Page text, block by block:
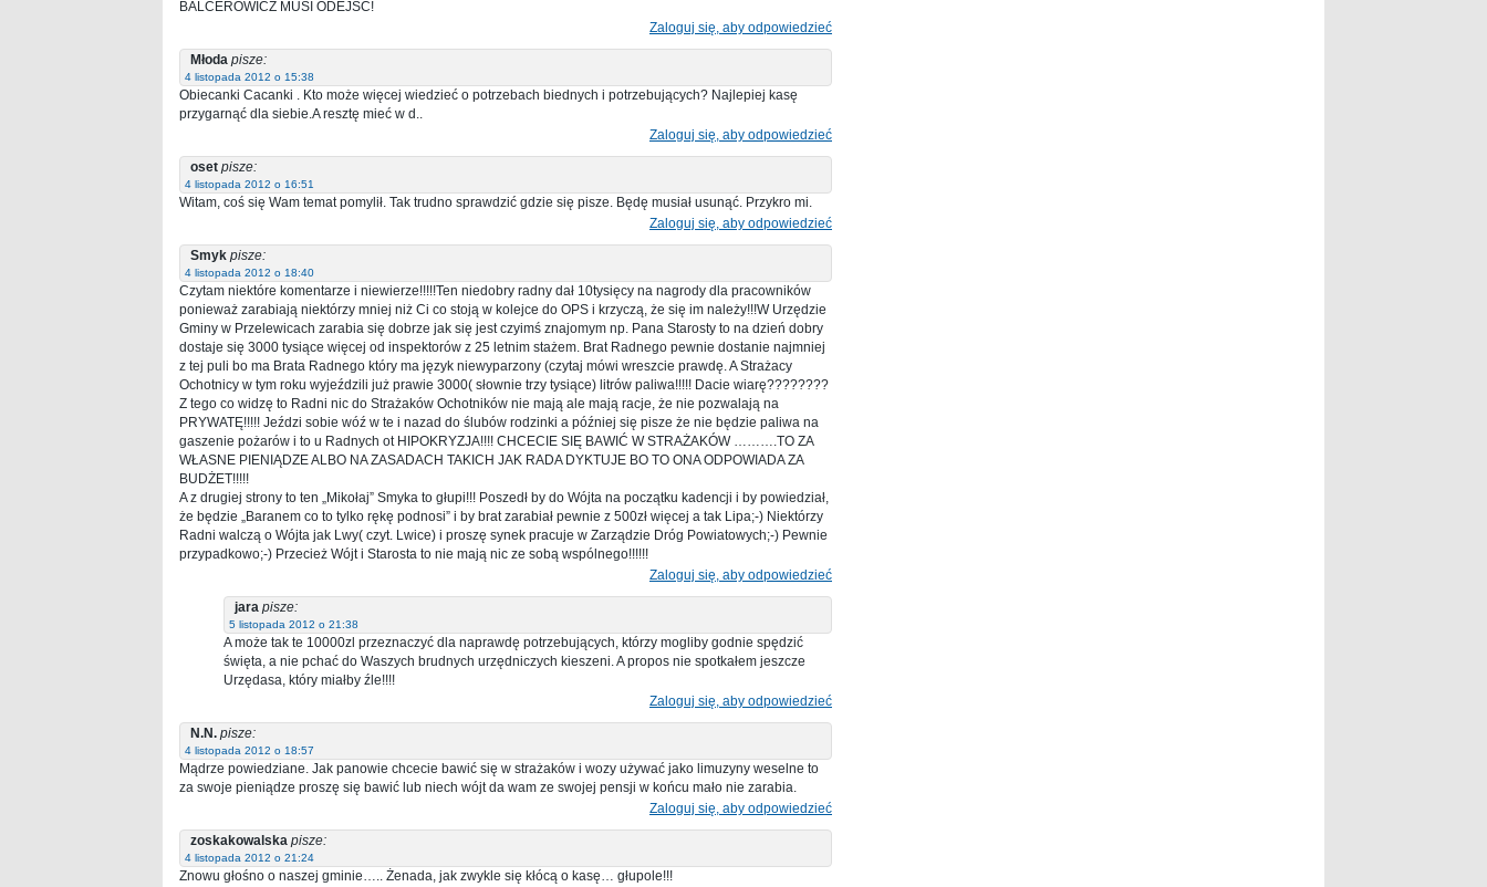
BALCEROWICZ MUSI ODEJŚĆ!
Zaloguj się, aby odpowiedzieć
Młoda pisze:
4 listopada 2012 o 15:38
Obiecanki Cacanki . Kto może więcej wiedzieć o potrzebach biednych i potrzebujących? Najlepiej kasę
przygarnąć dla siebie.A resztę mieć w d..
Zaloguj się, aby odpowiedzieć
oset pisze:
4 listopada 2012 o 16:51
Witam, coś się Wam temat pomylił. Tak trudno sprawdzić gdzie się pisze. Będę musiał usunąć. Przykro mi.
Zaloguj się, aby odpowiedzieć
Smyk pisze:
4 listopada 2012 o 18:40
Czytam niektóre komentarze i niewierze!!!!!Ten niedobry radny dał 10tysięcy na nagrody dla pracowników
ponieważ zarabiają niektórzy mniej niż Ci co stoją w kolejce do OPS i krzyczą, że się im należy!!!W Urzędzie
Gminy w Przelewicach zarabia się dobrze jak się jest czyimś znajomym np. Pana Starosty to na dzień dobry
dostaje się 3000 tysiące więcej od inspektorów z 25 letnim stażem. Brat Radnego pewnie dostanie najmniej
z tej puli bo ma Brata Radnego który ma język niewyparzony (czytaj mówi wreszcie prawdę. A Strażacy
Ochotnicy w tym roku wyjeździli już prawie 3000( słownie trzy tysiące) litrów paliwa!!!!! Dacie wiarę????????
Z tego co widzę to Radni nic do Strażaków Ochotników nie mają ale mają racje, że nie pozwalają na
PRYWATĘ!!!!! Jeździ sobie wóź w te i nazad do ślubów rodzinki a później się pisze że nie będzie paliwa na
gaszenie pożarów i to u Radnych ot HIPOKRYZJA!!!! CHCECIE SIĘ BAWIĆ W STRAŻAKÓW ……….TO ZA
WŁASNE PIENIĄDZE ALBO NA ZASADACH TAKICH JAK RADA DYKTUJE BO TO ONA ODPOWIADA ZA
BUDŻET!!!!!
A z drugiej strony to ten „Mikołaj” Smyka to głupi!!! Poszedł by do Wójta na początku kadencji i by powiedział,
że będzie „Baranem co to tylko rękę podnosi” i by brat zarabiał pewnie z 500zł więcej a tak Lipa;-) Niektórzy
Radni walczą o Wójta jak Lwy( czyt. Lwice) i proszę synek pracuje w Zarządzie Dróg Powiatowych;-) Pewnie
przypadkowo;-) Przecież Wójt i Starosta to nie mają nic ze sobą wspólnego!!!!!!
Zaloguj się, aby odpowiedzieć
jara pisze:
5 listopada 2012 o 21:38
A może tak te 10000zl przeznaczyć dla naprawdę potrzebujących, którzy mogliby godnie spędzić
święta, a nie pchać do Waszych brudnych urzędniczych kieszeni. A propos nie spotkałem jeszcze
Urzędasa, który miałby źle!!!!
Zaloguj się, aby odpowiedzieć
N.N. pisze:
4 listopada 2012 o 18:57
Mądrze powiedziane. Jak panowie chcecie bawić się w strażaków i wozy używać jako limuzyny weselne to
za swoje pieniądze proszę się bawić lub niech wójt da wam ze swojej pensji w końcu mało nie zarabia.
Zaloguj się, aby odpowiedzieć
zoskakowalska pisze:
4 listopada 2012 o 21:24
Znowu głośno o naszej gminie….. Żenada, jak zwykle się kłócą o kasę… głupole!!!